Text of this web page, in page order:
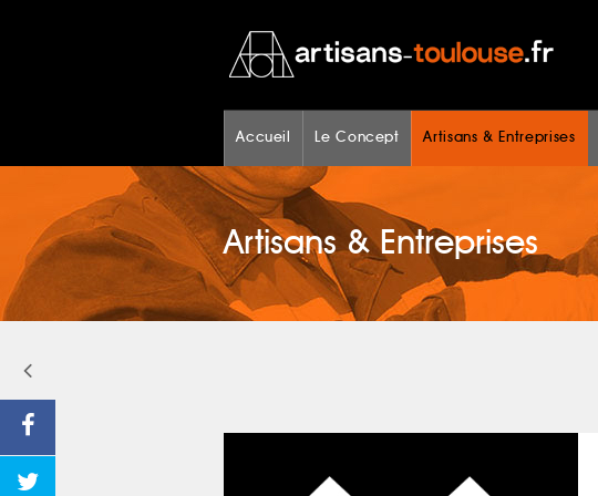
Accueil Le Concept Artisans & Entreprises
Artisans & Entreprises